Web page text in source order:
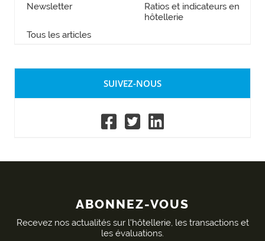
Newsletter
Ratios et indicateurs en
hôtellerie
Tous les articles
SUIVEZ-NOUS
ABONNEZ-VOUS
Recevez nos actualités sur l'hôtellerie, les transactions et
les évaluations.